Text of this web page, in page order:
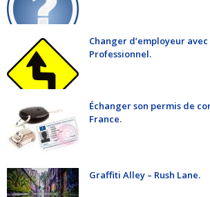
Changer d’employeur avec
Professionnel.
Échanger son permis de
France.
Graffiti Alley – Rush Lane.